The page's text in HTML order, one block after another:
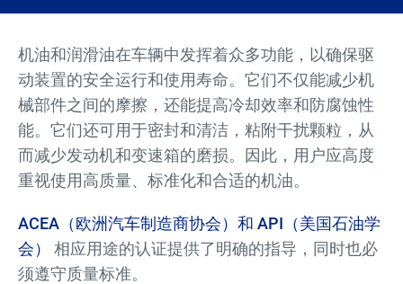
机油和润滑油在车辆中发挥着众多功能，以确保驱
动装置的安全运行和使用寿命。它们不仅能减少机
械部件之间的摩擦，还能提高冷却效率和防腐蚀性
能。它们还可用于密封和清洁，粘附干扰颗粒，从
而减少发动机和变速箱的磨损。因此，用户应高度
重视使用高质量、标准化和合适的机油。
ACEA（欧洲汽车制造商协会）和 API（美国石油学
会）
相应用途的认证提供了明确的指导，同时也必
须遵守质量标准。